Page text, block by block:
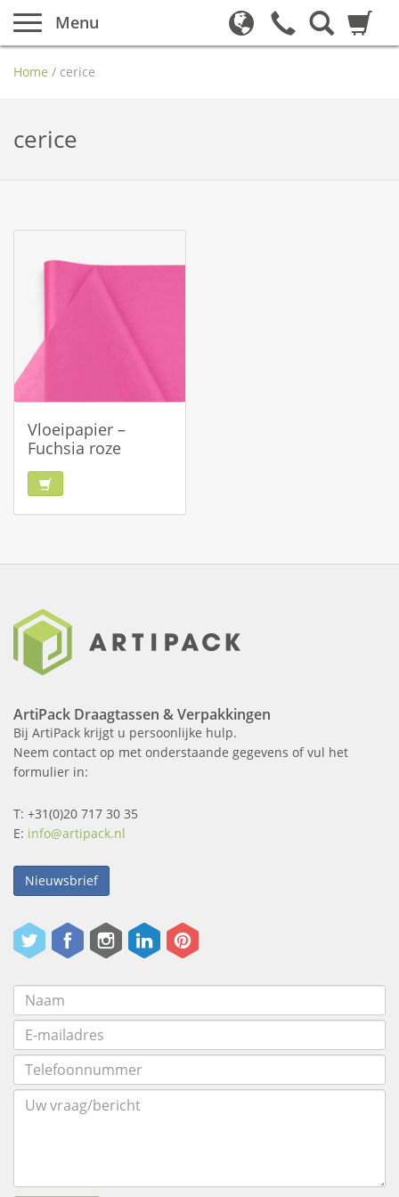
Menu
Home / cerice
cerice
Vloeipapier –
Fuchsia roze
ArtiPack Draagtassen & Verpakkingen
Bij ArtiPack krijgt u persoonlijke hulp.
Neem contact op met onderstaande gegevens of vul het
formulier in:
T: +31(0)20 717 30 35
E: info@artipack.nl
Nieuwsbrief